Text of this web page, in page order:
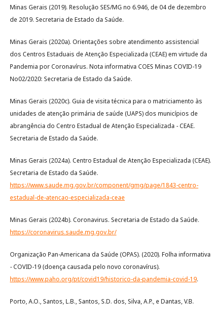
Minas Gerais (2019). Resolução SES/MG no 6.946, de 04 de dezembro
de 2019. Secretaria de Estado da Saúde.
Minas Gerais (2020a). Orientações sobre atendimento assistencial
dos Centros Estaduais de Atenção Especializada (CEAE) em virtude da
Pandemia por Coronavírus. Nota informativa COES Minas COVID-19
No02/2020: Secretaria de Estado da Saúde.
Minas Gerais (2020c). Guia de visita técnica para o matriciamento às
unidades de atenção primária de saúde (UAPS) dos municípios de
abrangência do Centro Estadual de Atenção Especializada - CEAE.
Secretaria de Estado da Saúde.
Minas Gerais (2024a). Centro Estadual de Atenção Especializada (CEAE).
Secretaria de Estado da Saúde.
https://www.saude.mg.gov.br/component/gmg/page/1843-centro-
estadual-de-atencao-especializada-ceae
Minas Gerais (2024b). Coronavirus. Secretaria de Estado da Saúde.
https://coronavirus.saude.mg.gov.br/
Organização Pan-Americana da Saúde (OPAS). (2020). Folha informativa
- COVID-19 (doença causada pelo novo coronavírus).
https://www.paho.org/pt/covid19/historico-da-pandemia-covid-19.
Porto, A.O., Santos, L.B., Santos, S.D. dos, Silva, A.P., e Dantas, V.B.